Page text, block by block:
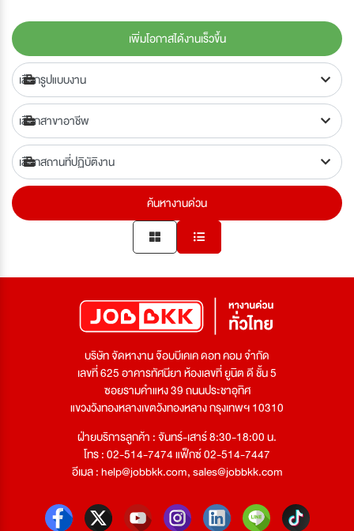
เพิ่มโอกาสได้งานเร็วขึ้น
ค้นหางานด่วน
บริษัท จัดหางาน จ๊อบบีเคเค ดอท คอม จำกัด
เลขที่ 625 อาคารทัศนียา ห้องเลขที่ ยูนิต ดี ชั้น 5
ซอยรามคำแหง 39 ถนนประชาอุทิศ
แขวงวังทองหลางเขตวังทองหลาง กรุงเทพฯ 10310
ฝ่ายบริการลูกค้า : จันทร์-เสาร์ 8:30-18:00 น.
โทร : 02-514-7474 แฟ็กซ์ 02-514-7447
อีเมล :help@jobbkk.com,sales@jobbkk.com